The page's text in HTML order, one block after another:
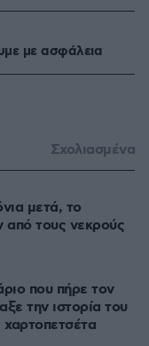
με ασφάλεια
Σχολιασμένα
μετά, το
από τους νεκρούς
που πήρε τον
την ιστορία του